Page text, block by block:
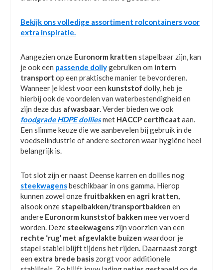
Bekijk ons volledige assortiment rolcontainers voor
extra inspiratie.
Aangezien onze Euronorm kratten stapelbaar zijn, kan
je ook een passende dollygebruiken om intern
transport op een praktische manier te bevorderen.
Wanneer je kiest voor een kunststof dolly, heb je
hierbij ook de voordelen van waterbestendigheid en
zijn deze dus afwasbaar. Verder bieden we ook
foodgrade HDPE dolliesmet HACCP certificaat aan.
Een slimme keuze die we aanbevelen bij gebruik in de
voedselindustrie of andere sectoren waar hygiëne heel
belangrijk is.
Tot slot zijn er naast Deense karren en dollies nog
steekwagensbeschikbaar in ons gamma. Hierop
kunnen zowel onze fruitbakken en agri kratten,
alsook onze stapelbakken/transportbakken en
andere Euronorm kunststof bakken mee vervoerd
worden. Deze steekwagens zijn voorzien van een
rechte ‘rug’ met afgevlakte buizen waardoor je
stapel stabiel blijft tijdens het rijden. Daarnaast zorgt
een extra brede basis zorgt voor additionele